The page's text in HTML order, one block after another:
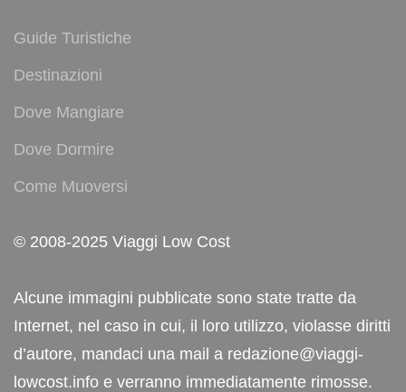
Guide Turistiche
Destinazioni
Dove Mangiare
Dove Dormire
Come Muoversi
© 2008-2025 Viaggi Low Cost
Alcune immagini pubblicate sono state tratte da
Internet, nel caso in cui, il loro utilizzo, violasse diritti
d’autore, mandaci una mail a redazione@viaggi-
lowcost.info e verranno immediatamente rimosse.